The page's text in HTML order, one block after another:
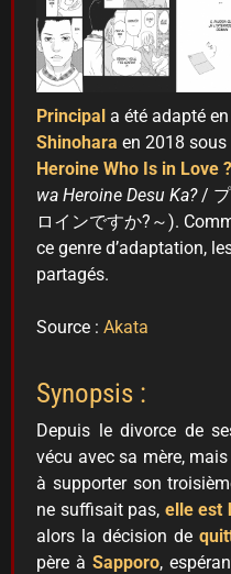
Principal a été adapté
Shinohara en 2018 sous
Heroine Who Is in Love ?
wa Heroine Desu Ka?/ プ
ロインですか?～).
ce genre d’adaptation,
partagés.
Source : Akata
Synopsis :
Depuis le divorce de
vécu avec sa mère,
à supporter son
ne suffisait pas, elle est
alors la décision de
père à Sapporo,